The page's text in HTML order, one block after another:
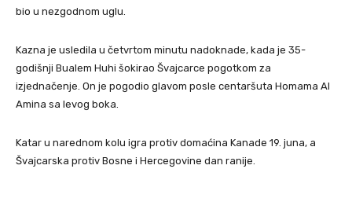
bio u nezgodnom uglu.
Kazna je usledila u četvrtom minutu nadoknade, kada je 35-
godišnji Bualem Huhi šokirao Švajcarce pogotkom za
izjednačenje. On je pogodio glavom posle centaršuta Homama Al
Amina sa levog boka.
Katar u narednom kolu igra protiv domaćina Kanade 19. juna, a
Švajcarska protiv Bosne i Hercegovine dan ranije.